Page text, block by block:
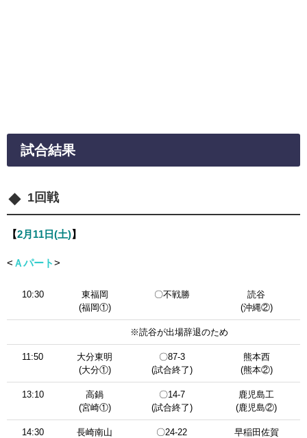
試合結果
1回戦
【2月11日(土) 】
< Ａパート >
10:30
東福岡
(福岡①)
〇不戦勝
読谷
(沖縄②)
※読谷が出場辞退のため
11:50
大分東明
(大分①)
〇87-3
(試合終了)
熊本西
(熊本②)
13:10
高鍋
(宮崎①)
〇14-7
(試合終了)
鹿児島工
(鹿児島②)
14:30 長崎南山 〇24-22 早稲田佐賀